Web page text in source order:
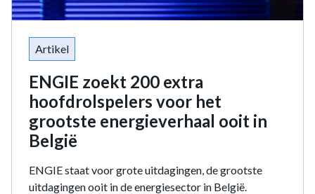
Artikel
ENGIE zoekt 200 extra
hoofdrolspelers voor het
grootste energieverhaal ooit in
België
ENGIE staat voor grote uitdagingen, de grootste
uitdagingen ooit in de energiesector in België.